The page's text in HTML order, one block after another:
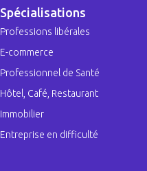
Spécialisations
Professions libérales
E-commerce
Professionnel de Santé
Hôtel, Café, Restaurant
Immobilier
Entreprise en difficulté